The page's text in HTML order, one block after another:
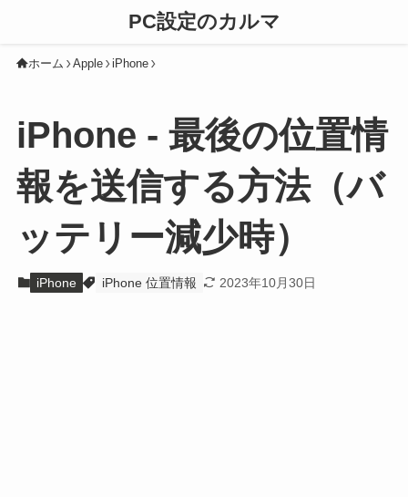
PC設定のカルマ
ホーム Apple iPhone
iPhone - 最後の位置情
報を送信する方法（バ
ッテリー減少時）
iPhone iPhone 位置情報 2023年10月30日